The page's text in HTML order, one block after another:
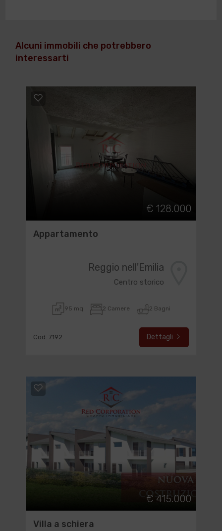
Alcuni immobili che potrebbero
interessarti
€ 128.000
Appartamento
Reggio nell'Emilia
Centro storico
95 mq 2 Camere 2 Bagni
Cod. 7192 Dettagli
€ 415.000
Villa a schiera